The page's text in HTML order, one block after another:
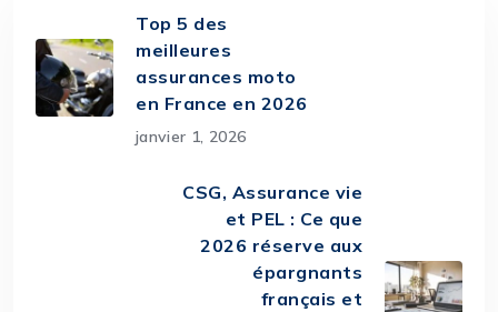
Top 5 des
meilleures
assurances moto
en France en 2026
janvier 1, 2026
CSG, Assurance vie
et PEL : Ce que
2026 réserve aux
épargnants
français et